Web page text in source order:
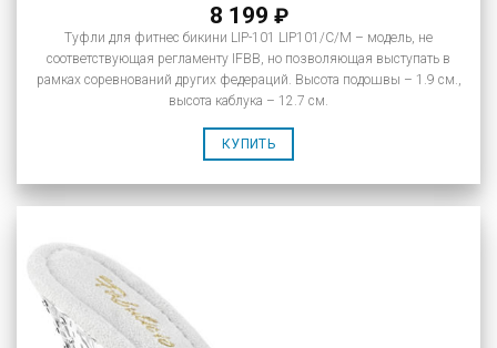
8 199 ₽
Туфли для фитнес бикини LIP-101 LIP101/C/M – модель, не
соответствующая регламенту IFBB, но позволяющая выступать в
рамках соревнований других федераций. Высота подошвы – 1.9 см.,
высота каблука – 12.7 см.
КУПИТЬ